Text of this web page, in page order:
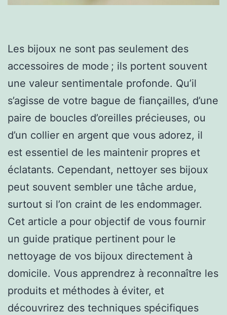
Les bijoux ne sont pas seulement des
accessoires de mode ; ils portent souvent
une valeur sentimentale profonde. Qu’il
s’agisse de votre bague de fiançailles, d’une
paire de boucles d’oreilles précieuses, ou
d’un collier en argent que vous adorez, il
est essentiel de les maintenir propres et
éclatants. Cependant, nettoyer ses bijoux
peut souvent sembler une tâche ardue,
surtout si l’on craint de les endommager.
Cet article a pour objectif de vous fournir
un guide pratique pertinent pour le
nettoyage de vos bijoux directement à
domicile. Vous apprendrez à reconnaître les
produits et méthodes à éviter, et
découvrirez des techniques spécifiques